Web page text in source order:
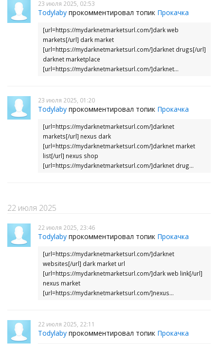
23 июля 2025, 02:53
Todylaby прокомментировал топик Прокачка
[url=https://mydarknetmarketsurl.com/]dark web
markets[/url] dark market
[url=https://mydarknetmarketsurl.com/]darknet drugs[/url]
darknet marketplace
[url=https://mydarknetmarketsurl.com/]darknet...
23 июля 2025, 01:20
Todylaby прокомментировал топик Прокачка
[url=https://mydarknetmarketsurl.com/]darknet
markets[/url] nexus dark
[url=https://mydarknetmarketsurl.com/]darknet market
list[/url] nexus shop
[url=https://mydarknetmarketsurl.com/]darknet drug...
22 июля 2025
22 июля 2025, 23:46
Todylaby прокомментировал топик Прокачка
[url=https://mydarknetmarketsurl.com/]darknet
websites[/url] dark market url
[url=https://mydarknetmarketsurl.com/]dark web link[/url]
nexus market
[url=https://mydarknetmarketsurl.com/]nexus...
22 июля 2025, 22:11
Todylaby прокомментировал топик Прокачка